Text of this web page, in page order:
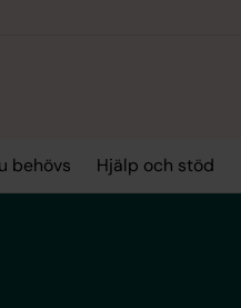
behövs Hjälp och stöd